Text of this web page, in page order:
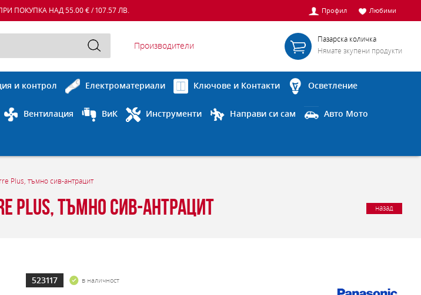
Профил Любими
ПОКУПКА НАД 55.00 € / 107.57 ЛВ.
Пазарска количка
Нямате зкупени продукти
Производители
и контрол Електроматериали Ключове и Контакти Осветление
Вентилация ВиК Инструменти Направи си сам Авто Мото
Plus, тъмно сив-антрацит
Plus, тъмно сив-антрацит назад
523117 в наличност